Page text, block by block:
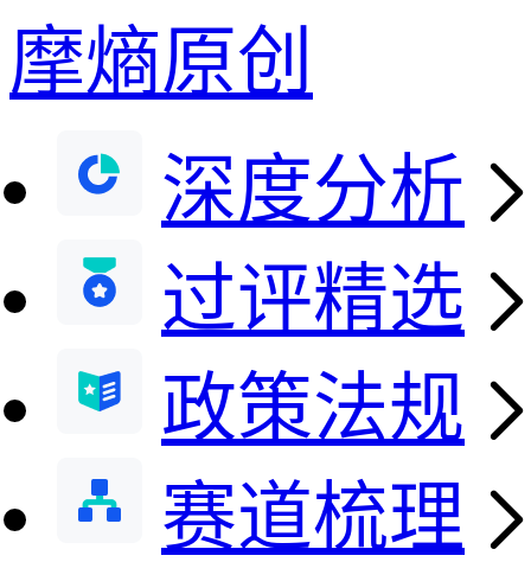
摩熵原创
深度分析
过评精选
政策法规
赛道梳理